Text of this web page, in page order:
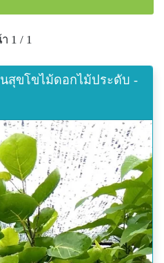
1 / 1
สุขโขไม้ดอกไม้ประดับ -